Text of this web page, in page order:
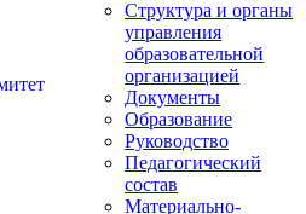
Структура и органы
управления
образовательной
организацией
Документы
Образование
Руководство
Педагогический
состав
Материально-